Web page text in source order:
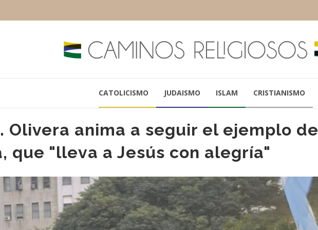
CATOLICISMO JUDAISMO ISLAM CRISTIANISMO
Olivera anima a seguir el ejemplo de
que "lleva a Jesús con alegría"